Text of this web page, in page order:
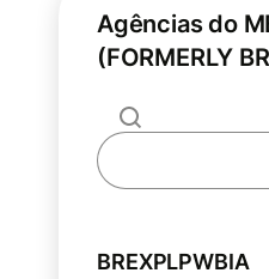
Agências do
(FORMERLY
BREXPLPWBIA